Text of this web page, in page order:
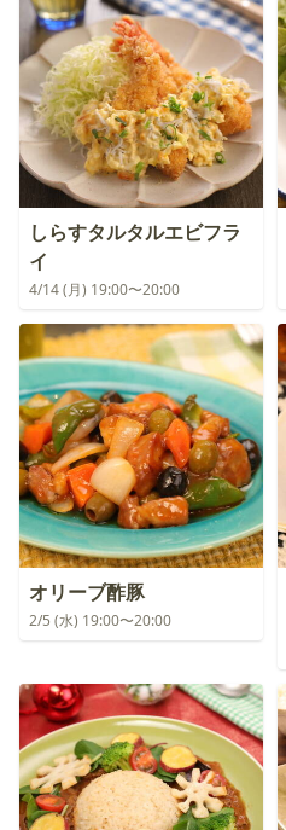
しらすタルタルエビフラ
イ
4/14 (月) 19:00〜20:00
オリーブ酢豚
2/5 (水) 19:00〜20:00